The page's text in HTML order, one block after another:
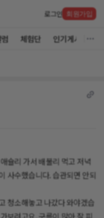
로그인 회원가입
체험단 인기게시글
슐리 가서 배불리 먹고 저녁
사수했습니다. 습관되면 안되
청소해놓고 나갔다 와야겠습